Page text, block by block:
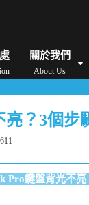
關於我們
About Us
修/價格 MacBook維
？3個步
Pro鍵盤背光不亮